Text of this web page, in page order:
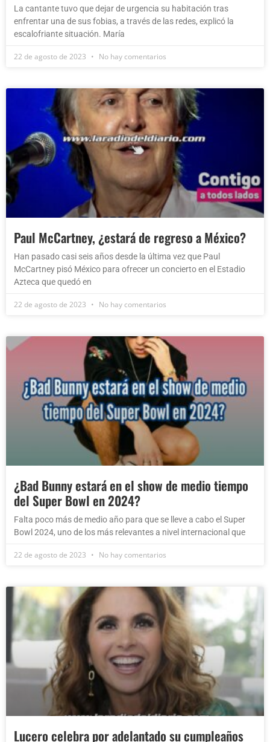
La cantante tuvo que dejar de urgencia su habitación tras
enfrentar una de sus fobias, a través de las redes, explicó la
escalofriante situación. María
22 de agosto de 2023 No hay comentarios
Paul McCartney, ¿estará de regreso a México?
Han pasado casi seis años desde la última vez que Paul
McCartney pisó México para ofrecer un concierto en el Estadio
Azteca que quedó en
22 de agosto de 2023 No hay comentarios
¿Bad Bunny estará en el show de medio tiempo
del Super Bowl en 2024?
Falta poco más de medio año para que se lleve a cabo el Super
Bowl 2024, uno de los más relevantes a nivel internacional que
22 de agosto de 2023 No hay comentarios
Lucero celebra por adelantado su cumpleaños